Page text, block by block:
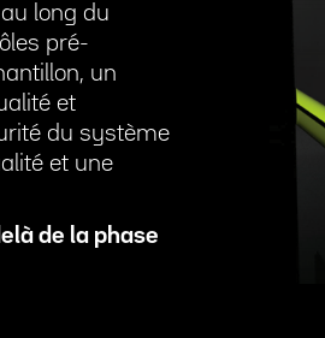
long du
pré-
un
et
du système
et une
de la phase